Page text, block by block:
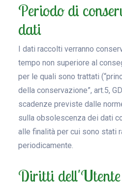
Periodo di
dati
I dati raccolti verranno
tempo non superiore al
per le quali sono trattati
della conservazione”, art.5,
scadenze previste dalle
sulla obsolescenza dei dati
alle finalità per cui sono stati
periodicamente.
Diritti dell'Utente